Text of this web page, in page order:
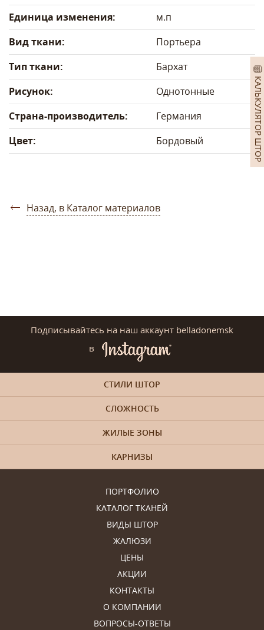
КАЛЬКУЛЯТОР ШТОР
Единица изменения:
м.п
Вид ткани:
Портьера
Тип ткани:
Бархат
Рисунок:
Однотонные
Страна-производитель:
Германия
Цвет:
Бордовый
Назад, в Каталог материалов
Подписывайтесь на наш аккаунт belladonemsk
в
ПОРТФОЛИО
КАТАЛОГ ТКАНЕЙ
ВИДЫ ШТОР
ЖАЛЮЗИ
ЦЕНЫ
АКЦИИ
КОНТАКТЫ
О КОМПАНИИ
ВОПРОСЫ-ОТВЕТЫ
СТИЛИ ШТОР
СЛОЖНОСТЬ
ЖИЛЫЕ ЗОНЫ
КАРНИЗЫ